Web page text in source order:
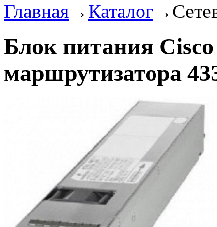
Главная→ Каталог→
Блок питания
маршрутизатора